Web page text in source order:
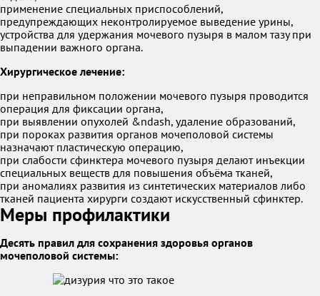
применение специальных приспособлений,
предупреждающих неконтролируемое выведение урины,
устройства для удержания мочевого пузыря в малом тазу при
выпадении важного органа.
Хирургическое лечение:
при неправильном положении мочевого пузыря проводится
операция для фиксации органа,
при выявлении опухолей &ndash, удаление образований,
при пороках развития органов мочеполовой системы
назначают пластическую операцию,
при слабости сфинктера мочевого пузыря делают инъекции
специальных веществ для повышения объёма тканей,
при аномалиях развития из синтетических материалов либо
тканей пациента хирурги создают искусственный сфинктер.
Меры профилактики
Десять правил для сохранения здоровья органов
мочеполовой системы: